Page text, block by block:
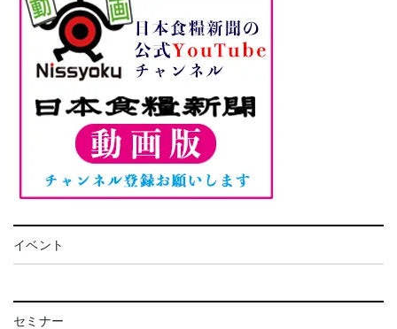
イベント
セミナー